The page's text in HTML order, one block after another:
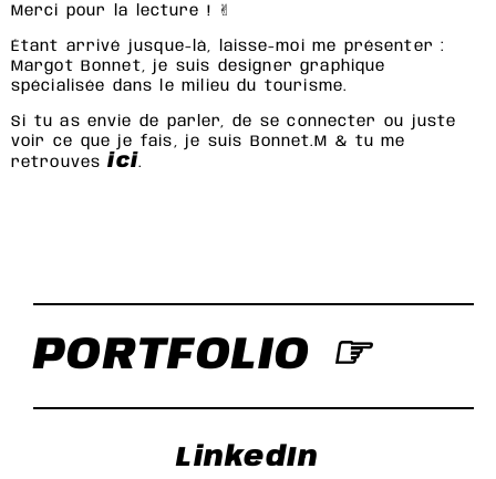
Merci pour la lecture ! ✌︎
Étant arrivé jusque-là, laisse-moi me présenter :
Margot Bonnet, je suis designer graphique
spécialisée dans le milieu du tourisme.
Si tu as envie de parler, de se connecter ou juste
voir ce que je fais, je suis Bonnet.M & tu me
retrouvesici.
PORTFOLIO ☞
LinkedIn